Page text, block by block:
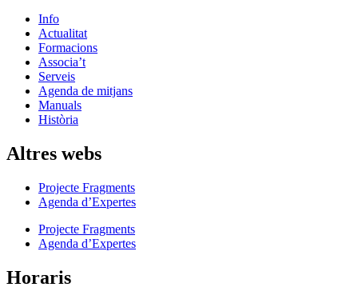
Info
Actualitat
Formacions
Associa’t
Serveis
Agenda de mitjans
Manuals
Història
Altres webs
Projecte Fragments
Agenda d’Expertes
Projecte Fragments
Agenda d’Expertes
Horaris